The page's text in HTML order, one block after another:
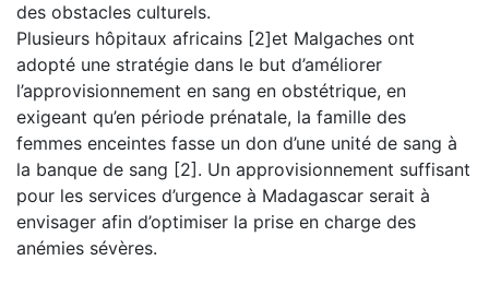
des obstacles culturels.
Plusieurs hôpitaux africains [2]et Malgaches ont
adopté une stratégie dans le but d’améliorer
l’approvisionnement en sang en obstétrique, en
exigeant qu’en période prénatale, la famille des
femmes enceintes fasse un don d’une unité de sang à
la banque de sang [2]. Un approvisionnement suffisant
pour les services d’urgence à Madagascar serait à
envisager afin d’optimiser la prise en charge des
anémies sévères.